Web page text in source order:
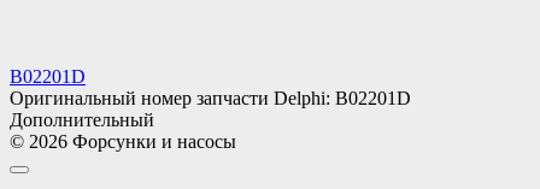
B02201D
Оригинальный номер запчасти Delphi: B02201D
Дополнительный
© 2026 Форсунки и насосы